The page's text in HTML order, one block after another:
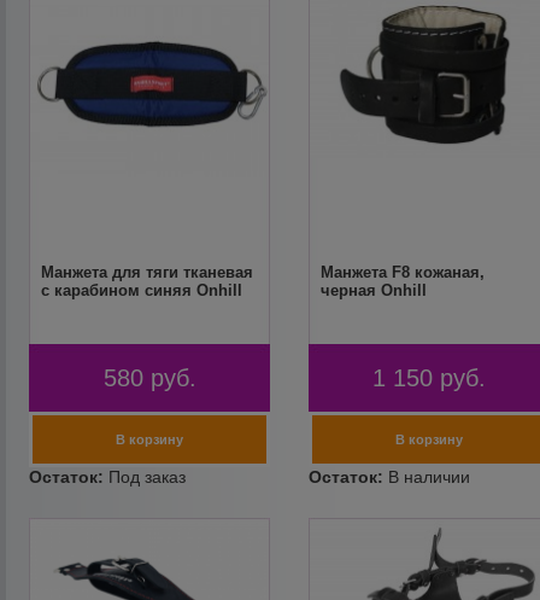
Манжета для тяги тканевая
с карабином синяя Onhill
580 руб.
Манжета F8 кожаная,
черная Onhill
1 150 руб.